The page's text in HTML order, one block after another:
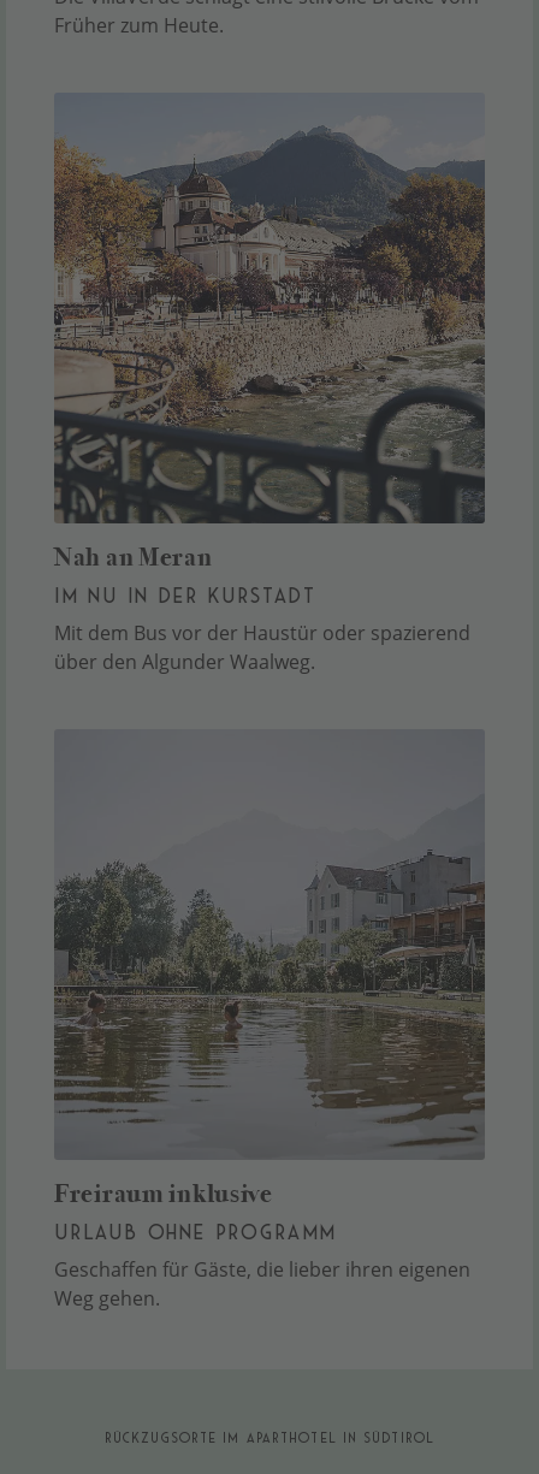
Früher zum Heute.
Nah an Meran
IM NU IN DER KURSTADT
Mit dem Bus vor der Haustür oder spazierend
über den Algunder Waalweg.
Freiraum inklusive
URLAUB OHNE PROGRAMM
Geschaffen für Gäste, die lieber ihren eigenen
Weg gehen.
RÜCKZUGSORTE IM APARTHOTEL IN SÜDTIROL